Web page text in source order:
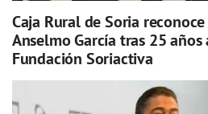
Caja Rural de Soria
Anselmo García tras 25
Fundación Soriactiva